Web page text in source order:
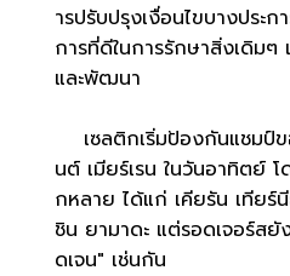
ารปรับปรุงเงื่อนไขบางประก
การที่ดีในการรักษาสิ่งเดิมๆ
และพัฒนา
เซลติกเริ่มป้องกันแชมป์ข
นต์ เมียร์เรน ในวันอาทิตย์
กหลาย ได้แก่ เคียรัน เทียร์
ชิน ยามาดะ แต่รอดเจอร์สยั
ดเจน" เช่นกัน